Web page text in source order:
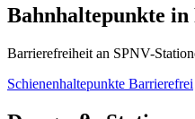
Bahnhaltepunkte
Barrierefreiheit an SPNV-
Schienenhaltepunkte Barrierefrei